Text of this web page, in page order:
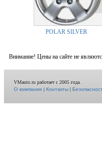
POLAR SILVER
Внимание! Цены на сайте не
VMauto.ru работает с 2005 года.
О компании|Контакты|